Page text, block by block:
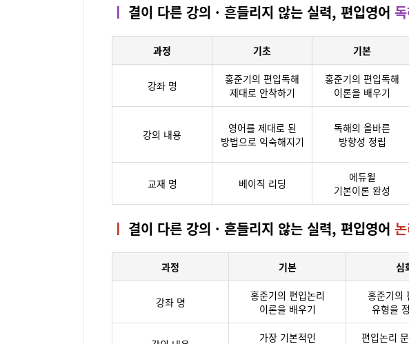
ㅣ 결이 다른 강의 · 흔들리지 않는 실력, 편입영어
과정 기초 기본
강좌 명
홍준기의 편입독해
제대로 안착하기
홍준기의 편입독해
이론을 배우기
강의 내용
영어를 제대로 된
방법으로 익숙해지기
독해의 올바른
방향성 정립
교재 명 베이직 리딩
에듀윌
기본이론 완성
ㅣ 결이 다른 강의 · 흔들리지 않는 실력, 편입영어
과정 기본 심
강좌 명
홍준기의 편입논리
이론을 배우기
홍준기의
유형을
가장 기본적인 편입논리